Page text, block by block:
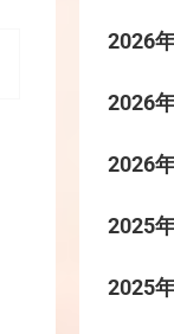
2026
2026
2026
2025
2025